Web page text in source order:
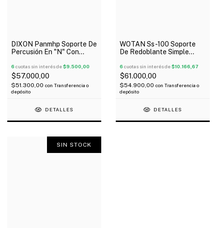
DIXON Panmhp Soporte De
Percusión En "N" Con
6 cuotas sin interés de$9.500,00
$57.000,00
$51.300,00 con Transferencia o
depósito
DETALLES
WOTAN Ss-100 Soporte
De Redoblante Simple
6 cuotas sin interés de$10.166,67
$61.000,00
$54.900,00 con Transferencia o
depósito
DETALLES
SIN STOCK